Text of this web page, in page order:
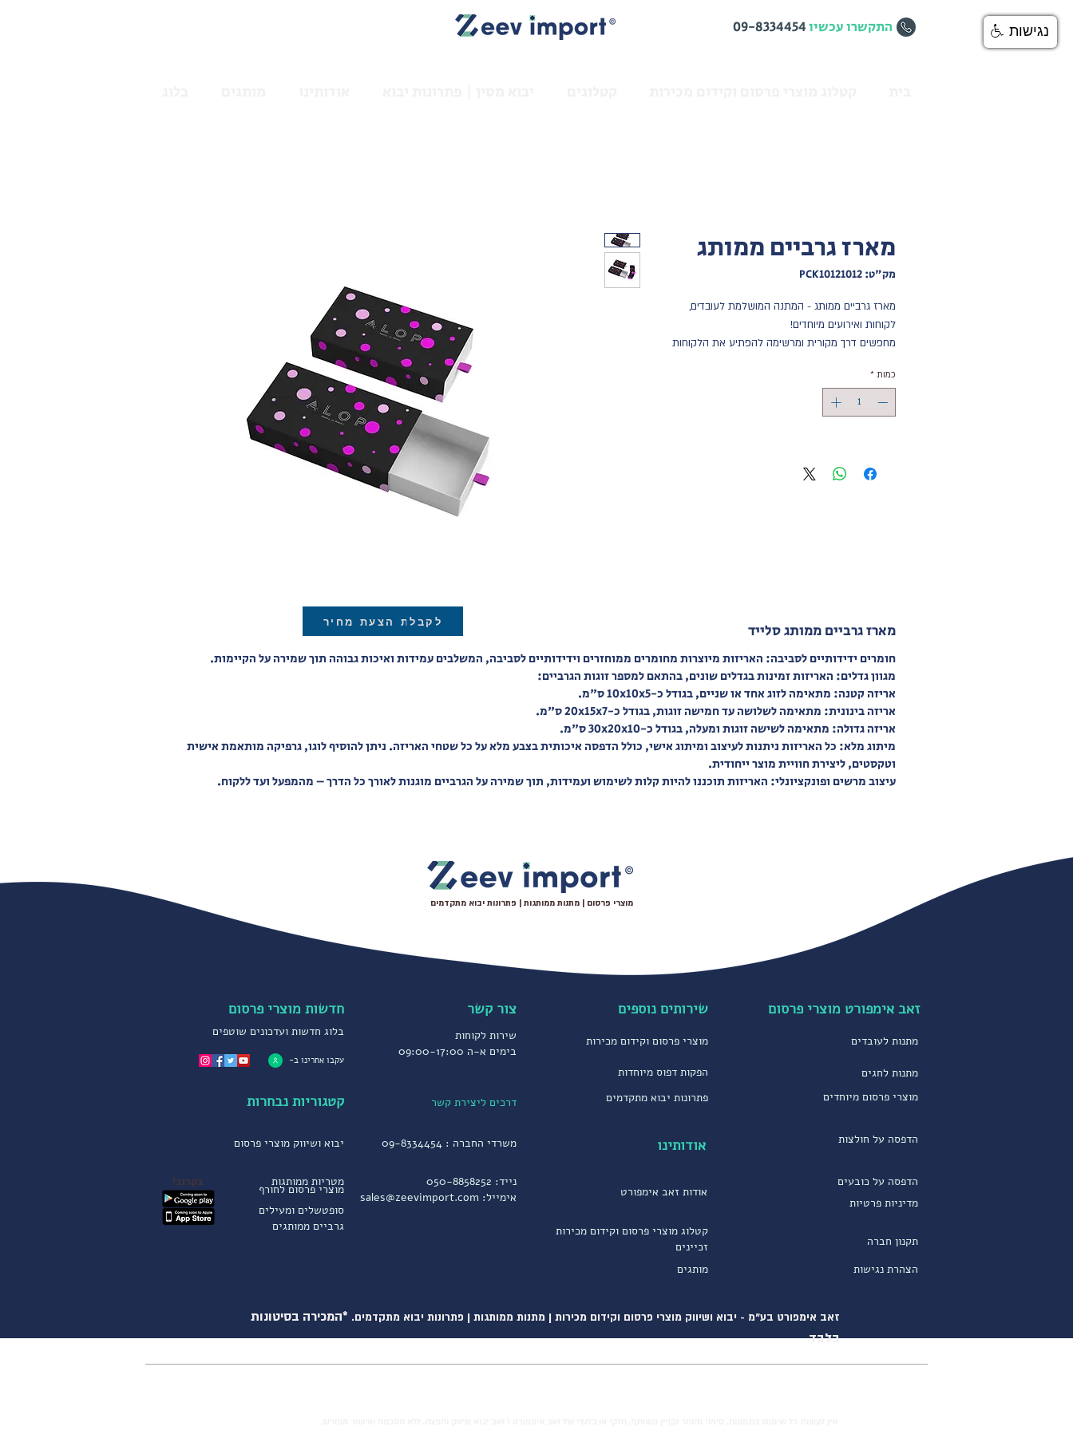
התקשרו עכשיו09-8334454
מארז גרביים ממותג
מק"ט: PCK10121012
מארז גרביים ממותג - המתנה המושלמת לעובדים,
לקוחות ואירועים מיוחדים!
מחפשים דרך מקורית ומרשימה להפתיע את הלקוחות
לשדר יוקרה, תשומת לב לפרטים ואמירה ייחודית.
המארזים שלנו מגיעים באריזה ממותגת לגרביים,
החיצוני ועד לבחירת הגרביים האיכותיים והנוחים
לאריגה על גרביים ושמה דגש יוצא דופן של ירידה
לפרטים כאשר מדובר באיכות בלתי מתפשרת
שלמארזים ממותגים המבטיחים איכות ועמידות, לצד
מראה מעורר השראה. כל מארז גרביים ממותג הופך
למתנה שמרגשת ומשדרגת כל אירוע.
זה הזמן להתפרע בדימיון עם העיצוב של המותג
שלכם! הזמינו עכשיו מארז גרביים ממותג בעיצוב
אישי, ותנו ללקוחות ולעובדים שלכם מתנה שמשאירה
חותם.
כמות *
מארז גרביים ממותג סלייד
חומרים ידידותיים לסביבה: האריזות מיוצרות מחומרים ממוחזרים וידידותיים לסביבה, המשלבים עמידות ואיכות גבוהה תוך שמירה על הקיימות.
מגוון גדלים: האריזות זמינות בגדלים שונים, בהתאם למספר זוגות הגרביים:
אריזה קטנה: מתאימה לזוג אחד או שניים, בגודל כ-10x10x5 ס"מ.
אריזה בינונית: מתאימה לשלושה עד חמישה זוגות, בגודל כ-20x15x7 ס"מ.
אריזה גדולה: מתאימה לשישה זוגות ומעלה, בגודל כ-30x20x10 ס"מ.
מיתוג מלא: כל האריזות ניתנות לעיצוב ומיתוג אישי, כולל הדפסה איכותית בצבע מלא על כל שטחי האריזה. ניתן להוסיף לוגו, גרפיקה מותאמת אישית
וטקסטים, ליצירת חוויית מוצר ייחודית.
עיצוב מרשים ופונקציונלי: האריזות תוכננו להיות קלות לשימוש ועמידות, תוך שמירה על הגרביים מוגנות לאורך כל הדרך – מהמפעל ועד ללקוח.
לקבלת הצעת מחיר
מוצרי פרסום | מתנות ממותגות | פתרונות יבוא מתקדמים
מוצרי פרסום לחורף בקרוב!
זאב אימפורט בע"מ - יבוא ושיווק מוצרי פרסום וקידום מכירות | מתנות ממותגות | פתרונות יבוא מתקדמים. *המכירה בסיטונות
בלבד
בלוג חדשות ועדכונים שוטפים
עקבו אחרינו ב-
שירות לקוחות
בימים א-ה 09:00-17:00
קטגוריות נבחרות דרכים ליצירת קשר
יבוא ושיווק מוצרי פרסום
מטריות ממותגות
סופטשלים ומעילים
משרדי החברה : 09-8334454
נייד: 050-8858252
אימייל: sales@zeevimport.com
גרביים ממותגים
מוצרי פרסום וקידום מכירות
הפקות דפוס מיוחדות
פתרונות יבוא מתקדמים
אודותינו
אודות זאב אימפורט
קטלוג מוצרי פרסום וקידום מכירות
זכיינים
מותגים
מתנות לעובדים
מתנות לחגים
מוצרי פרסום מיוחדים
הדפסה על חולצות
הדפסה על כובעים
מדיניות פרטיות
תקנון חברה
הצהרת נגישות
חדשות מוצרי פרסום צור קשר שירותים נוספים זאב אימפורט מוצרי פרסום
נגישות